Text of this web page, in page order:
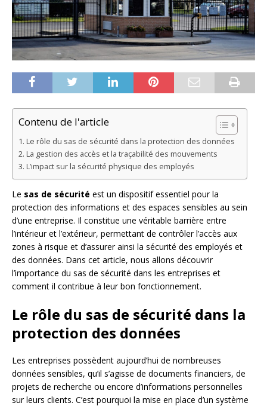
Contenu de l'article
Le rôle du sas de sécurité dans la protection des données
La gestion des accès et la traçabilité des mouvements
L’impact sur la sécurité physique des employés
Le sas de sécurité est un dispositif essentiel pour la
protection des informations et des espaces sensibles au sein
d’une entreprise. Il constitue une véritable barrière entre
l’intérieur et l’extérieur, permettant de contrôler l’accès aux
zones à risque et d’assurer ainsi la sécurité des employés et
des données. Dans cet article, nous allons découvrir
l’importance du sas de sécurité dans les entreprises et
comment il contribue à leur bon fonctionnement.
Le rôle du sas de sécurité dans la
protection des données
Les entreprises possèdent aujourd’hui de nombreuses
données sensibles, qu’il s’agisse de documents financiers, de
projets de recherche ou encore d’informations personnelles
sur leurs clients. C’est pourquoi la mise en place d’un système